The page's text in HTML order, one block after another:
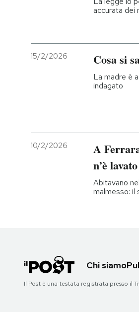
accurata dei
15/2/2026 Cosa si
La madre è
indagato
10/2/2026
A
n’è
Abitavano
malmesso: il
Chi siamo
Il Post è una testata registrata presso il